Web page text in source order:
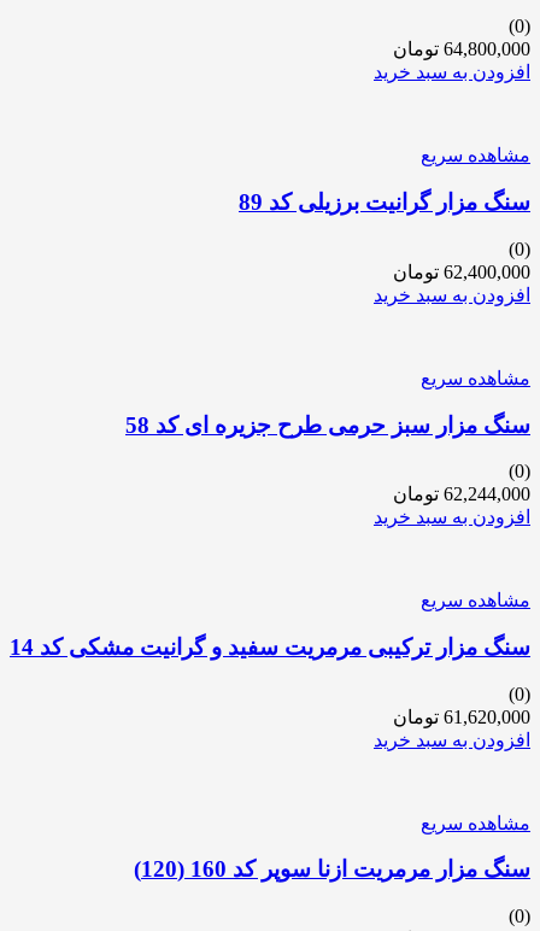
(0)
64,800,000 تومان
افزودن به سبد خرید
مشاهده سریع
سنگ مزار گرانیت برزیلی کد 89
(0)
62,400,000 تومان
افزودن به سبد خرید
مشاهده سریع
سنگ مزار سبز حرمی طرح جزیره ای کد 58
(0)
62,244,000 تومان
افزودن به سبد خرید
مشاهده سریع
سنگ مزار ترکیبی مرمریت سفید و گرانیت مشکی کد 14
(0)
61,620,000 تومان
افزودن به سبد خرید
مشاهده سریع
سنگ مزار مرمریت ازنا سوپر کد 160 (120)
(0)